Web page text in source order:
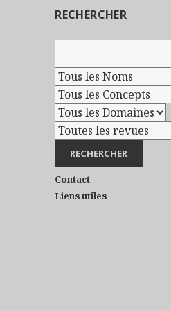
RECHERCHER
Contact
Liens utiles